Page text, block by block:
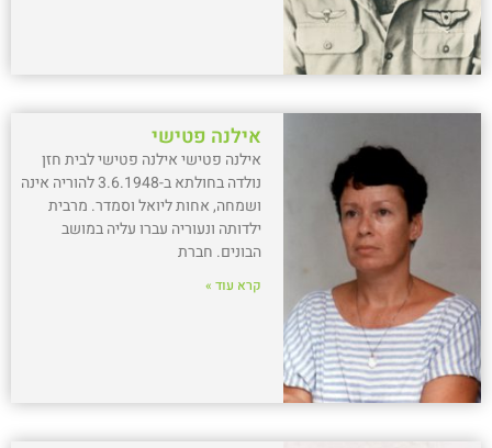
אילנה פטישי
אילנה פטישי אילנה פטישי לבית חזן
נולדה בחולתא ב-3.6.1948 להוריה אינה
ושמחה, אחות ליואל וסמדר. מרבית
ילדותה ונעוריה עברו עליה במושב
הבונים. חברת
קרא עוד »